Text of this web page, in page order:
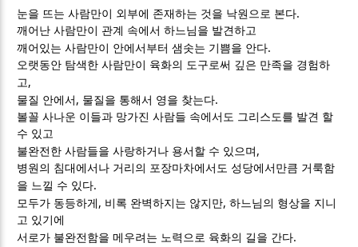
눈을 뜨는 사람만이 외부에 존재하는 것을 낙원으로 본다.
깨어난 사람만이 관계 속에서 하느님을 발견하고
깨어있는 사람만이 안에서부터 샘솟는 기쁨을 안다.
오랫동안 탐색한 사람만이 육화의 도구로써 깊은 만족을 경험하
고 ,
물질 안에서 , 물질을 통해서 영을 찾는다.
볼꼴 사나운 이들과 망가진 사람들 속에서도 그리스도를 발견 할
수 있고
불완전한 사람들을 사랑하거나 용서할 수 있으며 ,
병원의 침대에서나 거리의 포장마차에서도 성당에서만큼 거룩함
을 느낄 수 있다.
모두가 동등하게 , 비록 완벽하지는 않지만,하느님의 형상을 지니
고 있기에
서로가 불완전함을 메우려는 노력으로 육화의 길을 간다.